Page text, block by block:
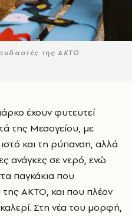
της ΑΚΤΟ
της Μεσογείου, με
και τη ρύπανση, αλλά
ανάγκες σε νερό, ενώ
παγκάκια που
ΑΚΤΟ, και που πλέον
Στη νέα του μορφή,